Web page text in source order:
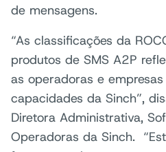
de mensagens.
“As classificações da
produtos de SMS A2P
as operadoras e
capacidades da Sinch”,
Diretora Administrativa,
Operadoras da Sinch.